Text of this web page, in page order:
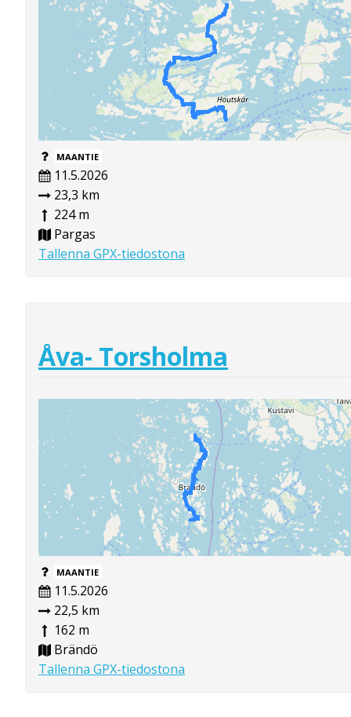
MAANTIE
11.5.2026
23,3 km
224 m
Pargas
Tallenna GPX-tiedostona
Åva- Torsholma
MAANTIE
11.5.2026
22,5 km
162 m
Brändö
Tallenna GPX-tiedostona